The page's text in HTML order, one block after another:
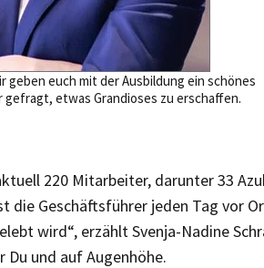
geben euch mit der Ausbildung ein schönes
gefragt, etwas Grandioses zu erschaffen.
220 Mitarbeiter, darunter 33
die Geschäftsführer jeden Tag vor
wird“, erzählt Svenja-Nadine
Du und auf Augenhöhe.